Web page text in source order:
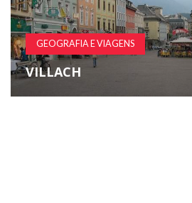
GEOGRAFIA E VIAGENS
VILLACH